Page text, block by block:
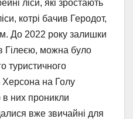
ліси, які зростають
котрі бачив Геродот,
До 2022 року залишки
Гілеєю, можна було
туристичного
Херсона на Голу
них проникли
вже звичайні для